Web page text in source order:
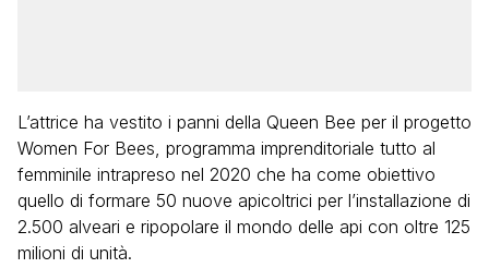
L’attrice ha vestito i panni della Queen Bee per il progetto
Women For Bees, programma imprenditoriale tutto al
femminile intrapreso nel 2020 che ha come obiettivo
quello di formare 50 nuove apicoltrici per l’installazione di
2.500 alveari e ripopolare il mondo delle api con oltre 125
milioni di unità.